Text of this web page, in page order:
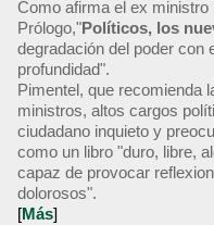
Como afirma el ex ministro
Prólogo,"Políticos, los
degradación del poder con
profundidad".
Pimentel, que recomienda
ministros, altos cargos
ciudadano inquieto y
como un libro "duro, libre,
capaz de provocar
dolorosos".
[Más]